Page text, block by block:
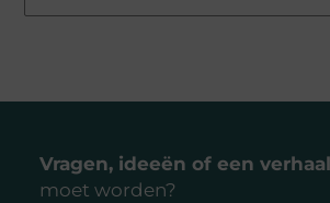
Vragen, ideeën of een verhaal
moet worden?